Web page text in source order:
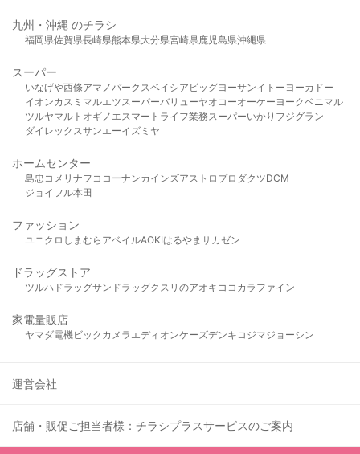
九州・沖縄 のチラシ
福岡県佐賀県長崎県熊本県大分県宮崎県鹿児島県沖縄県
スーパー
いなげや西條アマノパークスベイシア ビッグヨーサンイトーヨーカドー
イオンカスミ マルエツスーパーバリューヤオコーオーケー ヨークベニマル
ツルヤマルト オギノ エスマート ライフ業務スーパーいかり フジグラン
ダイレックスサンエーイズミヤ
ホームセンター
島忠 コメリ ナフコ コーナンカインズアストロプロダクツDCM
ジョイフル本田
ファッション
ユニクロ しまむら アベイルAOKIはるやま サカゼン
ドラッグストア
ツルハドラッグサンドラッグクスリのアオキ ココカラファイン
家電量販店
ヤマダ電機ビックカメラ エディオンケーズデンキ コジマジョーシン
運営会社
店舗・販促ご担当者様：チラシプラスサービスのご案内